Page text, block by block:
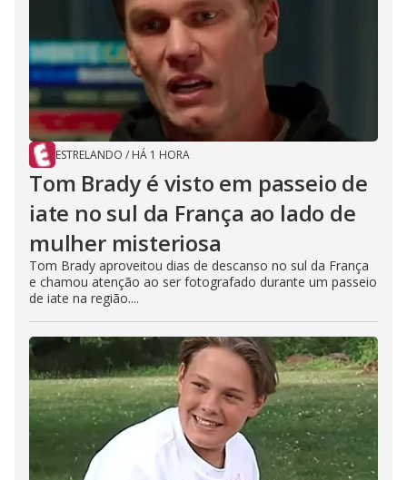
ESTRELANDO / HÁ 1 HORA
Tom Brady é visto em passeio de
iate no sul da França ao lado de
mulher misteriosa
Tom Brady aproveitou dias de descanso no sul da França
e chamou atenção ao ser fotografado durante um passeio
de iate na região....